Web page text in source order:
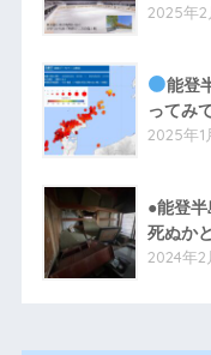
2025年2
能登
ってみ
2025年1
●能登
死ぬか
2024年2